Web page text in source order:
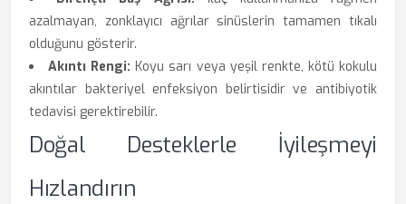
azalmayan, zonklayıcı ağrılar sinüslerin tamamen tıkalı
olduğunu gösterir.
Akıntı Rengi: Koyu sarı veya yeşil renkte, kötü kokulu
akıntılar bakteriyel enfeksiyon belirtisidir ve antibiyotik
tedavisi gerektirebilir.
Doğal Desteklerle İyileşmeyi
Hızlandırın